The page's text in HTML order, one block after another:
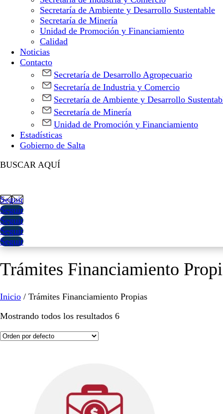
Secretaría de Ambiente y Desarrollo Sustentable
Secretaría de Minería
Unidad de Promoción y Financiamiento
Calidad
Noticias
Contacto
Secretaría de Desarrollo Agropecuario
Secretaría de Industria y Comercio
Secretaría de Ambiente y Desarrollo
Secretaría de Minería
Unidad de Promoción y Financiamiento
Estadísticas
Gobierno de Salta
BUSCAR AQUÍ
Seguir
Seguir
Seguir
Seguir
Seguir
Trámites Financiamiento
Inicio / Trámites Financiamiento Propias
Mostrando todos los resultados 6